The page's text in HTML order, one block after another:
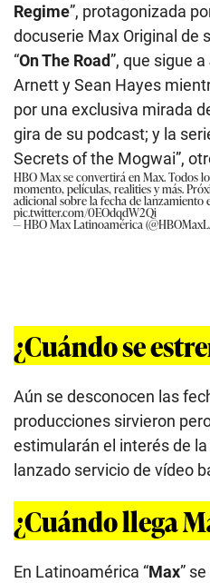
Regime”, protagonizada
docuserie Max Original de
“On The Road”, que sigue
Arnett y Sean Hayes
por una exclusiva mirada
gira de su podcast; y la
Secrets of the Mogwai”,
HBO Max se convertirá en Max. Todos
momento, películas, realities y más.
adicional sobre la fecha de lanzamiento
pic.twitter.com/0EOdqdW2Qi
— HBO Max Latinoamérica
¿Cuándo se
Aún se desconocen las
producciones sirvieron
estimularán el interés de
lanzado servicio de vídeo
¿Cuándo llega
En Latinoamérica “Max”